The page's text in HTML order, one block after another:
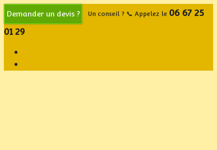
Demander un devis ? Un conseil ? 📞 Appelez le 06 67 25
01 29